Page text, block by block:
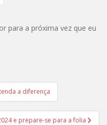
para a próxima vez que eu
a diferença
e prepare-se para a folia